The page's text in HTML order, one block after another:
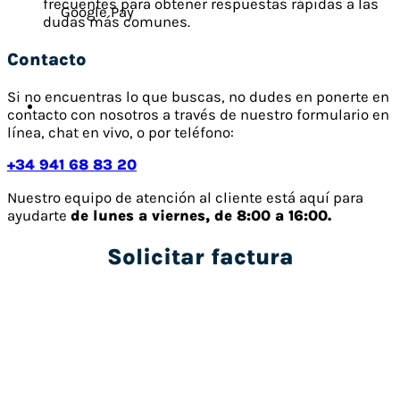
Google Pay
frecuentes para obtener respuestas rápidas a las
dudas más comunes.
Contacto
Si no encuentras lo que buscas, no dudes en ponerte en
contacto con nosotros a través de nuestro formulario en
línea, chat en vivo, o por teléfono:
+34 941 68 83 20
Nuestro equipo de atención al cliente está aquí para
ayudarte de lunes a viernes, de 8:00 a 16:00.
Solicitar factura